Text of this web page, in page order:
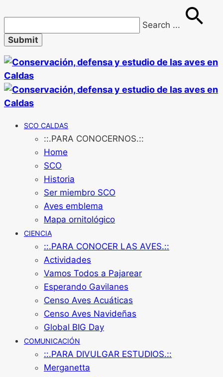
Search ...
SCO CALDAS
::.PARA CONOCERNOS.::
Home
SCO
Historia
Ser miembro SCO
Aves emblema
Mapa ornitológico
CIENCIA
::.PARA CONOCER LAS AVES.::
Actividades
Vamos Todos a Pajarear
Esperando Gavilanes
Censo Aves Acuáticas
Censo Aves Navideñas
Global BIG Day
COMUNICACIÓN
::.PARA DIVULGAR ESTUDIOS.::
Merganetta